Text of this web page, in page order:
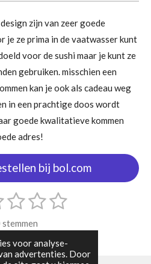
voor analyse-
advertenties. Door
zijn van zeer goede
je ze prima in de vaatwasser kunt
voor de sushi maar je kunt ze
gebruiken. misschien een
kan je ook als cadeau weg
in een prachtige doos wordt
goede kwalitatieve kommen
adres!
bij bol.com
3
s
t
e
4
s
t
e
5
t
e
m
e
n
stemmen